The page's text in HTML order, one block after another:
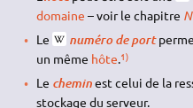
domaine – voir le chapitre
Le
numéro de port
un même hôte.1)
Le cheminest celui de la
stockage du serveur.